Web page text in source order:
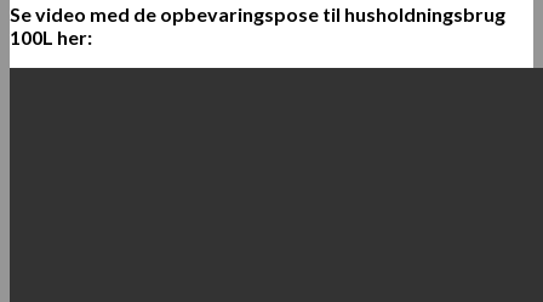
Se video med de opbevaringspose til husholdningsbrug
100L her: